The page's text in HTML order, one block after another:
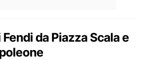
da Piazza Scala e